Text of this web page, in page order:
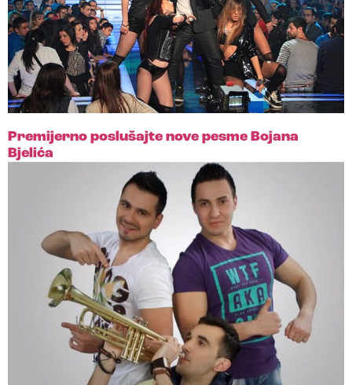
Premijerno poslušajte nove pesme Bojana
Bjelića